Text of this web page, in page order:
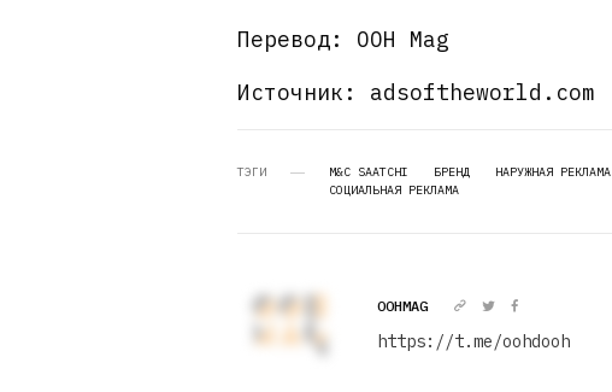
Перевод: OOH Mag
Источник: adsoftheworld.com
ТЭГИ M&C SAATCHI БРЕНД НАРУЖНАЯ РЕКЛАМА
СОЦИАЛЬНАЯ РЕКЛАМА
OOHMAG
https://t.me/oohdooh